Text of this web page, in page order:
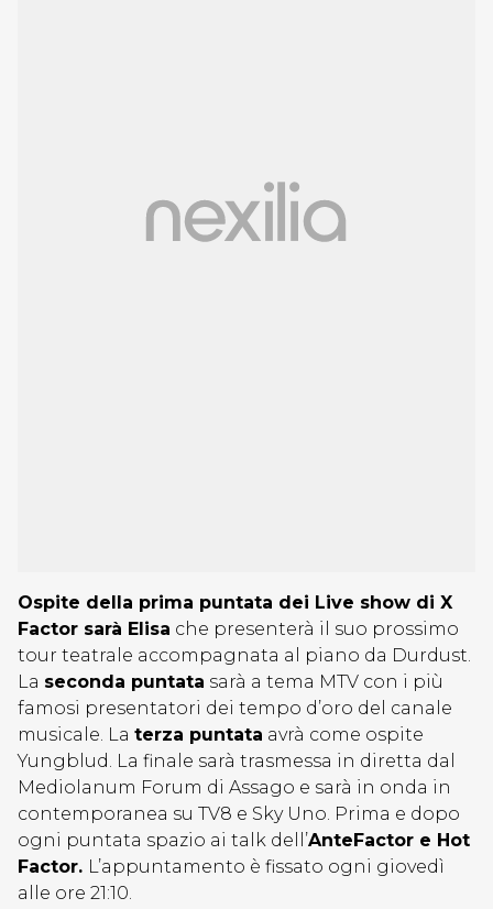
Ospite della prima puntata dei Live show di X
Factor sarà Elisa che presenterà il suo prossimo
tour teatrale accompagnata al piano da Durdust.
La seconda puntata sarà a tema MTV con i più
famosi presentatori dei tempo d’oro del canale
musicale. La terza puntata avrà come ospite
Yungblud. La finale sarà trasmessa in diretta dal
Mediolanum Forum di Assago e sarà in onda in
contemporanea su TV8 e Sky Uno. Prima e dopo
ogni puntata spazio ai talk dell’AnteFactor e Hot
Factor. L’appuntamento è fissato ogni giovedì
alle ore 21:10.